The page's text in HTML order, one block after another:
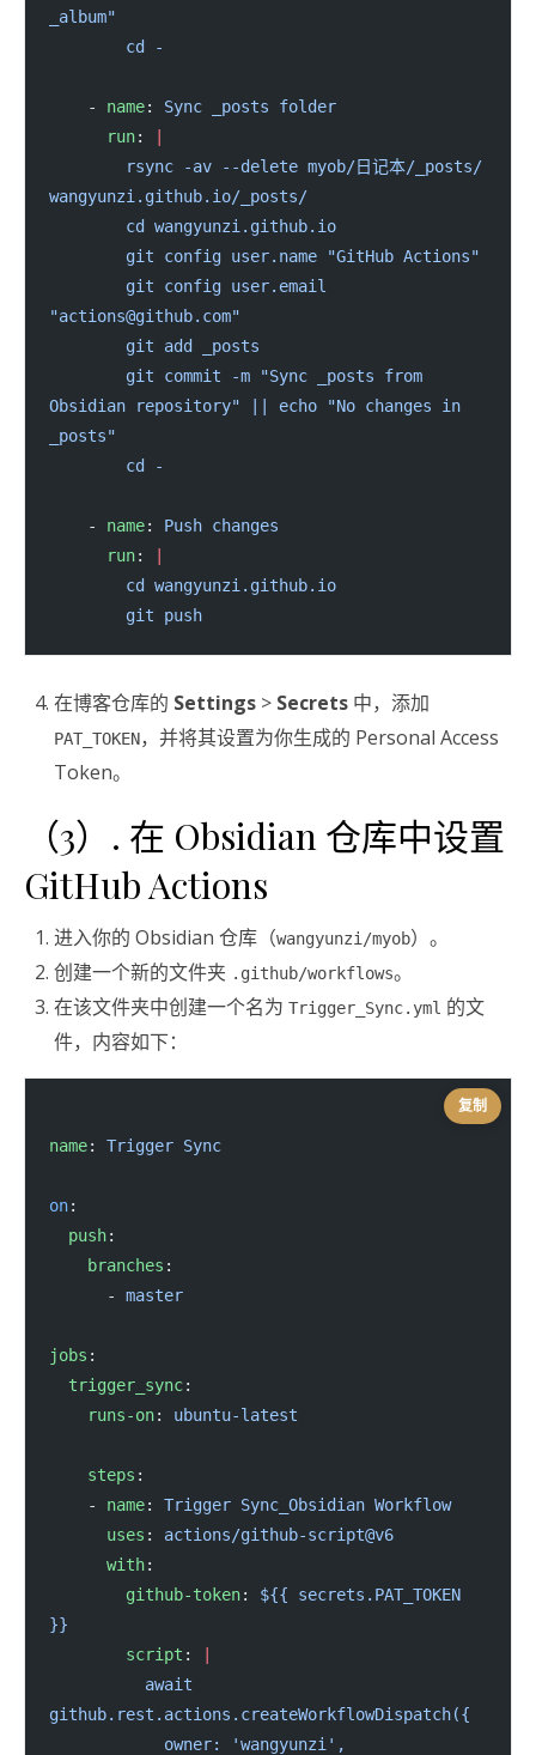
_album"
        cd -
    -
name: Sync _posts folder
      run
:
wangyunzi.github.io/_posts/
        cd wangyunzi.github.io
        git config user.name "GitHub Actions"
"actions@github.com"
        git add _posts
Obsidian repository" || echo "No changes in
_posts"
        cd -
    -
name: Push changes
      run
:
        cd wangyunzi.github.io
        git push
在博客仓库的 Settings > Secrets 中，添加
PAT_TOKEN，并将其设置为你生成的 Personal Access
Token。
（3）. 在 Obsidian 仓库中设置
GitHub Actions
进入你的 Obsidian 仓库（wangyunzi/myob）。
创建一个新的文件夹 .github/workflows。
在该文件夹中创建一个名为 Trigger_Sync.yml 的文
件，内容如下：
name: Trigger Sync
on:
  push
:
    branches
:
      -
master
jobs :
  trigger_sync
:
    runs-on
: ubuntu-latest
    steps
:
    -
name: Trigger Sync_Obsidian Workflow
      uses
: actions/github-script@v6
      with
:
        github-token
: ${{ secrets.PAT_TOKEN
}}
        script
:
github.rest.actions.createWorkflowDispatch({
            owner: 'wangyunzi',
复制